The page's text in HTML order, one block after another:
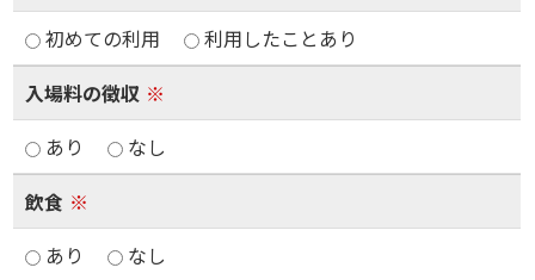
初めての利用
利用したことあり
入場料の徴収 ※
あり
なし
飲食 ※
あり
なし